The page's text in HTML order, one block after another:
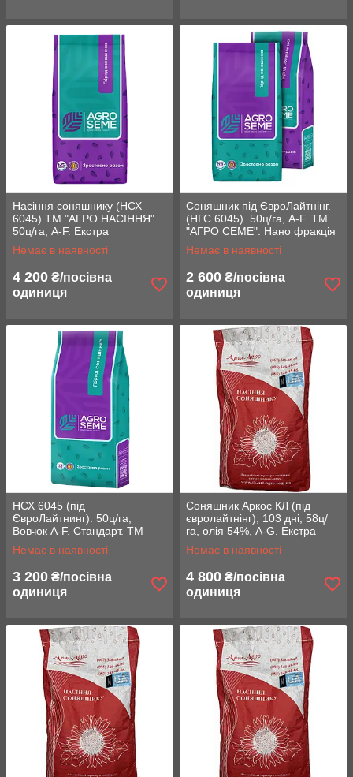
Насіння соняшнику (НСХ
6045) ТМ "АГРО НАСІННЯ".
50ц/га, A-F. Екстра
Немає в наявності
4 200 ₴/посівна
одиниця
Соняшник під ЄвроЛайтнінг.
(НГС 6045). 50ц/га, A-F. ТМ
"АГРО СЕМЕ". Нано фракція
Немає в наявності
2 600 ₴/посівна
одиниця
НСХ 6045 (під
ЄвроЛайтнинг). 50ц/га,
Вовчок A-F. Стандарт. ТМ
"АГРО СЕМЕ"
Немає в наявності
3 200 ₴/посівна
одиниця
Соняшник Аркос КЛ (під
євролайтнінг), 103 дні, 58ц/
га, олія 54%, A-G. Екстра
Немає в наявності
4 800 ₴/посівна
одиниця